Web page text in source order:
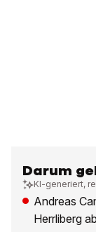
Darum
KI-generiert,
Andreas
Herrliberg